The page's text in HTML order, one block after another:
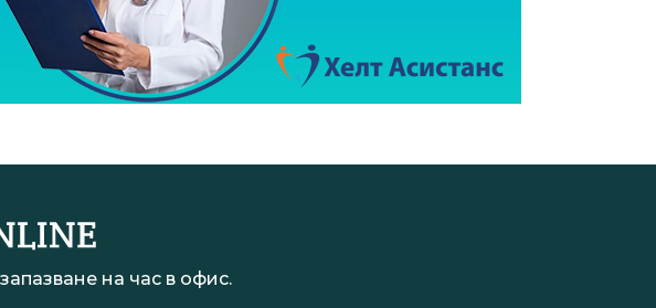
на час в офис.